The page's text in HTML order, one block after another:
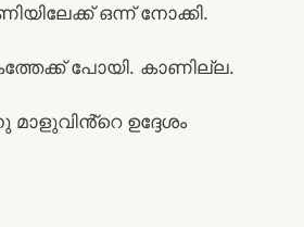
ഒന്ന് നോക്കി.
പോയി. കാണില്ല.
ഉദ്ദേശം